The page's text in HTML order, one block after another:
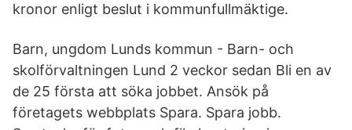
kronor enligt beslut i kommunfullmäktige.
Barn, ungdom Lunds kommun - Barn- och
skolförvaltningen Lund 2 veckor sedan Bli en av
de 25 första att söka jobbet. Ansök på
företagets webbplats Spara. Spara jobb.